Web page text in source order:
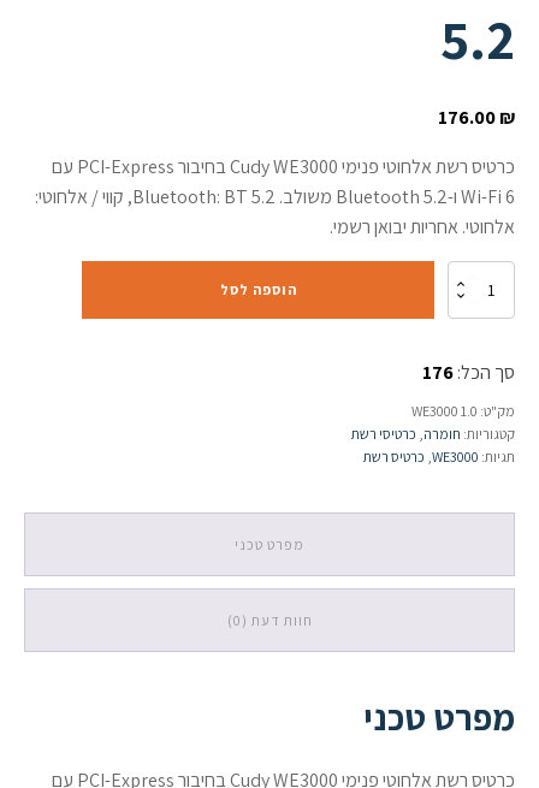
5.2
176.00₪
כרטיס רשת אלחוטי פנימי Cudy WE3000 בחיבור PCI-Express עם
Wi-Fi 6 ו-Bluetooth 5.2 משולב. Bluetooth: BT 5.2, קווי / אלחוטי:
אלחוטי. אחריות יבואן רשמי.
כמות
אלחוטי
WE3000
PCI-
E
Fi
Bluetooth
הוספה לסל
סך הכל:176
מק"ט: WE3000 1.0
קטגוריות: חומרה כרטיסי רשת
תגיות: WE3000 כרטיס רשת
מפרט טכני
חוות דעת (0)
מפרט טכני
כרטיס רשת אלחוטי פנימי Cudy WE3000 בחיבור PCI-Express עם